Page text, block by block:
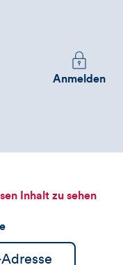
Melden
Sie
sehen
Anmelden
Inhalt zu sehen